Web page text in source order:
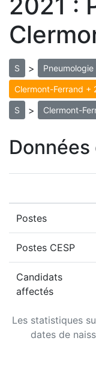
S > Pneumologie
Clermont-Ferrand +
S > Clermont-
Les statistiques
dates de
Postes
Postes CESP
Candidats
affectés